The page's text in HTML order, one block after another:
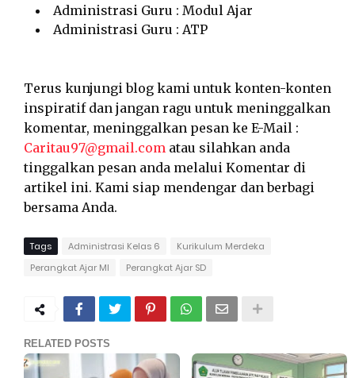
Administrasi Guru : Modul Ajar
Administrasi Guru : ATP
Terus kunjungi blog kami untuk konten-konten
inspiratif dan jangan ragu untuk meninggalkan
komentar, meninggalkan pesan ke E-Mail :
Caritau97@gmail.com atau silahkan anda
tinggalkan pesan anda melalui Komentar di
artikel ini. Kami siap mendengar dan berbagi
bersama Anda.
Tags Administrasi Kelas 6
Kurikulum Merdeka
Perangkat Ajar MI
Perangkat Ajar SD
RELATED POSTS